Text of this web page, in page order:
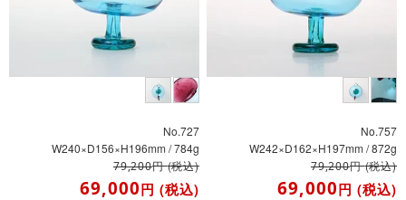
No.727
W240×D156×H196mm / 784g
79,200円(税込)
69,000円 (税込)
No.757
W242×D162×H197mm / 872g
79,200円(税込)
69,000円 (税込)